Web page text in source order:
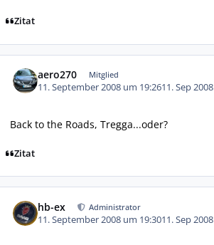
Zitat
aero270 Mitglied
11. September 2008 um 19:2611. Sep 2008
Back to the Roads, Tregga...oder?
Zitat
hb-ex Administrator
11. September 2008 um 19:3011. Sep 2008